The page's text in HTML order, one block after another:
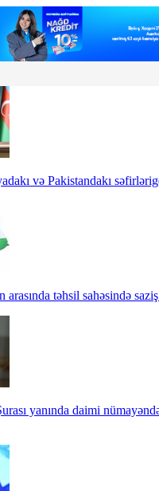
və Pakistandakı
təhsil sahəsində
yanında daimi